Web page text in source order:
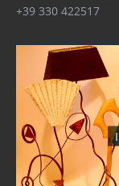
+39 330 422517